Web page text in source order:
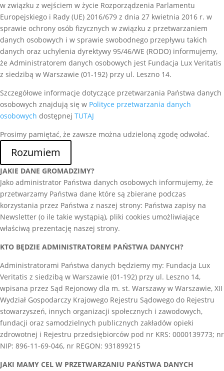
w związku z wejściem w życie Rozporządzenia Parlamentu
Europejskiego i Rady (UE) 2016/679 z dnia 27 kwietnia 2016 r. w
sprawie ochrony osób fizycznych w związku z przetwarzaniem
danych osobowych i w sprawie swobodnego przepływu takich
danych oraz uchylenia dyrektywy 95/46/WE (RODO) informujemy,
że Administratorem danych osobowych jest Fundacja Lux Veritatis
z siedzibą w Warszawie (01-192) przy ul. Leszno 14.
Szczegółowe informacje dotyczące przetwarzania Państwa danych
osobowych znajdują się w Polityce przetwarzania danych
osobowych dostępnej TUTAJ
Prosimy pamiętać, że zawsze można udzieloną zgodę odwołać.
Rozumiem
JAKIE DANE GROMADZIMY?
Jako administrator Państwa danych osobowych informujemy, że
przetwarzamy Państwa dane które są zbierane podczas
korzystania przez Państwa z naszej strony: Państwa zapisy na
Newsletter (o ile takie wystąpią), pliki cookies umożliwiające
właściwą prezentację naszej strony.
KTO BĘDZIE ADMINISTRATOREM PAŃSTWA DANYCH?
Administratorami Państwa danych będziemy my: Fundacja Lux
Veritatis z siedzibą w Warszawie (01-192) przy ul. Leszno 14,
wpisana przez Sąd Rejonowy dla m. st. Warszawy w Warszawie, XII
Wydział Gospodarczy Krajowego Rejestru Sądowego do Rejestru
stowarzyszeń, innych organizacji społecznych i zawodowych,
fundacji oraz samodzielnych publicznych zakładów opieki
zdrowotnej i Rejestru przedsiębiorców pod nr KRS: 0000139773; nr
NIP: 896-11-69-046, nr REGON: 931899215
JAKI MAMY CEL W PRZETWARZANIU PAŃSTWA DANYCH